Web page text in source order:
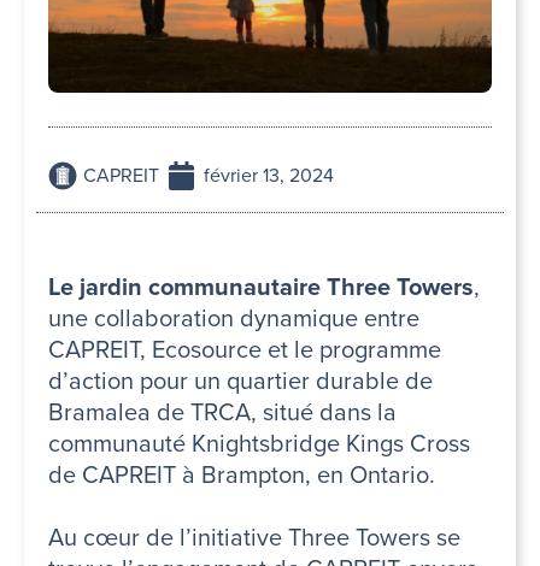
CAPREIT février 13, 2024
Le jardin communautaire Three Towers,
une collaboration dynamique entre
CAPREIT, Ecosource et le programme
d’action pour un quartier durable de
Bramalea de TRCA, situé dans la
communauté Knightsbridge Kings Cross
de CAPREIT à Brampton, en Ontario.
Au cœur de l’initiative Three Towers se